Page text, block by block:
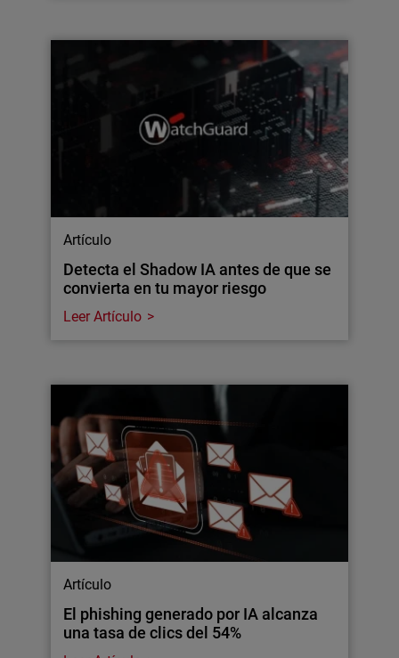
Artículo
Detecta el Shadow IA antes de que se
convierta en tu mayor riesgo
Leer Artículo
Artículo
El phishing generado por IA alcanza
una tasa de clics del 54%